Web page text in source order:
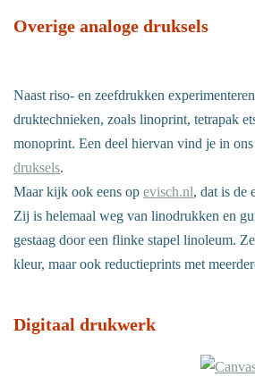
Overige analoge druksels
Naast riso- en zeefdrukken
druktechnieken, zoals linoprint, tetrapak
monoprint. Een deel hiervan vind je in
druksels.
Maar kijk ook eens op evisch.nl, dat is de
Zij is helemaal weg van linodrukken en
gestaag door een flinke stapel linoleum.
kleur, maar ook reductieprints met
Digitaal drukwerk